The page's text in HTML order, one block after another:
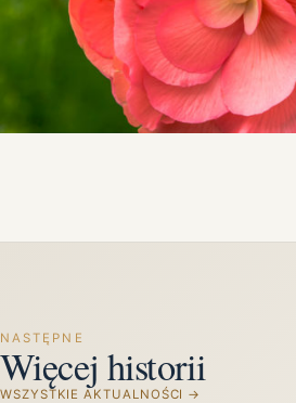
NASTĘPNE
Więcej historii
WSZYSTKIE AKTUALNOŚCI →